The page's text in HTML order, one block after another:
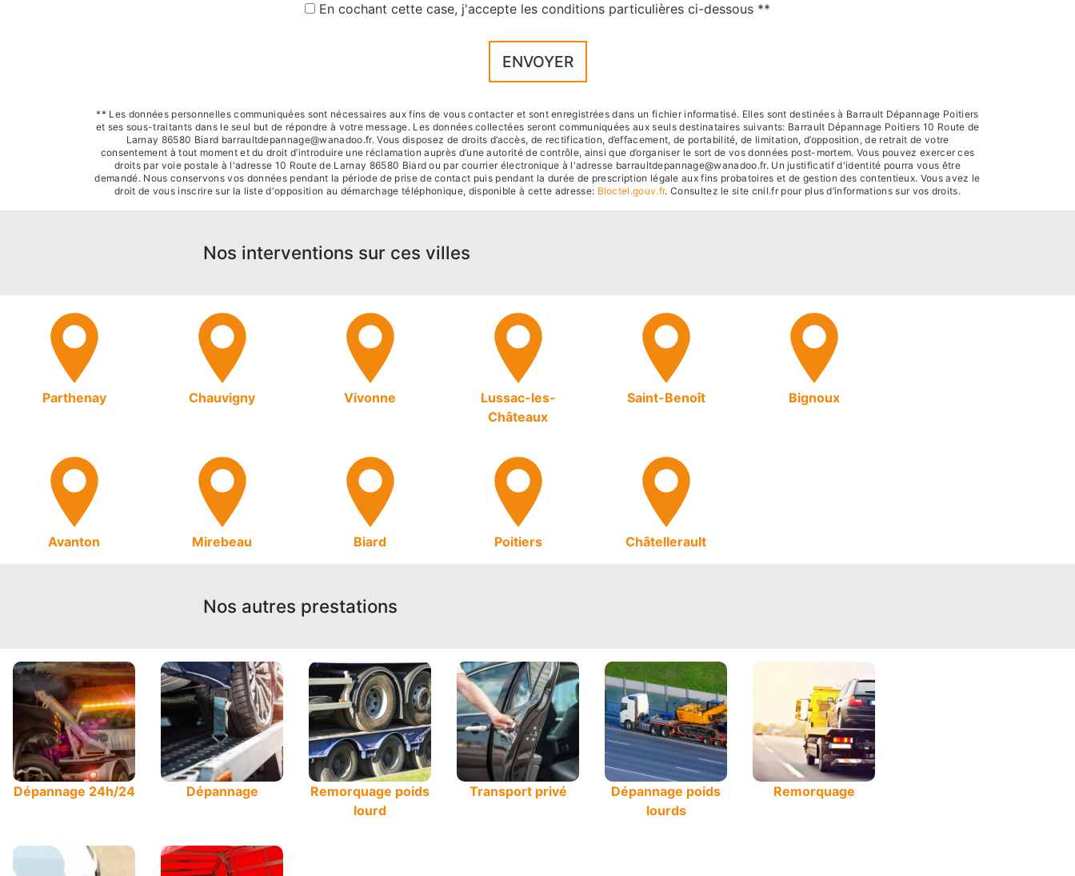
En cochant cette case, j'accepte les conditions particulières ci-dessous **
ENVOYER
** Les données personnelles communiquées sont nécessaires aux fins de vous contacter et sont enregistrées dans un fichier informatisé. Elles sont destinées à Barrault Dépannage Poitiers
et ses sous-traitants dans le seul but de répondre à votre message. Les données collectées seront communiquées aux seuls destinataires suivants: Barrault Dépannage Poitiers 10 Route de
Larnay 86580 Biard barraultdepannage@wanadoo.fr. Vous disposez de droits d’accès, de rectification, d’effacement, de portabilité, de limitation, d’opposition, de retrait de votre
consentement à tout moment et du droit d’introduire une réclamation auprès d’une autorité de contrôle, ainsi que d’organiser le sort de vos données post-mortem. Vous pouvez exercer ces
droits par voie postale à l'adresse 10 Route de Larnay 86580 Biard ou par courrier électronique à l'adresse barraultdepannage@wanadoo.fr. Un justificatif d'identité pourra vous être
demandé. Nous conservons vos données pendant la période de prise de contact puis pendant la durée de prescription légale aux fins probatoires et de gestion des contentieux. Vous avez le
droit de vous inscrire sur la liste d'opposition au démarchage téléphonique, disponible à cette adresse: Bloctel.gouv.fr. Consultez le site cnil.fr pour plus d’informations sur vos droits.
Nos interventions sur ces villes
Parthenay Chauvigny Vivonne
Lussac-les-
Châteaux
Saint-Benoît Bignoux
Avanton Mirebeau Biard Poitiers Châtellerault
Nos autres prestations
Dépannage 24h/24 Dépannage
Remorquage poids
lourd
Transport privé
Dépannage poids
lourds
Remorquage